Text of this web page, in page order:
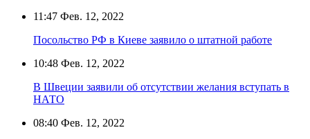
11:47 Фев. 12, 2022
Посольство РФ в Киеве заявило о штатной работе
10:48 Фев. 12, 2022
В Швеции заявили об отсутствии желания вступать в
НАТО
08:40 Фев. 12, 2022